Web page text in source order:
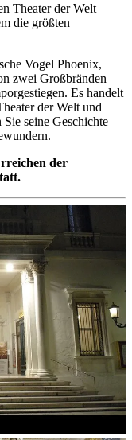
Theater der Welt
die größten
Vogel Phoenix,
zwei Großbränden
Es handelt
der Welt und
seine Geschichte
der